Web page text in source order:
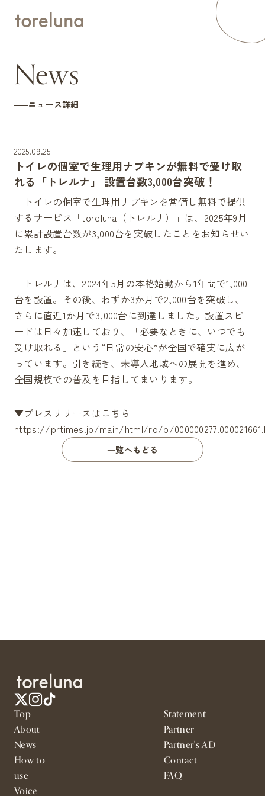
100
About
News最新ニュース
How to use
Spot設置スポット
Project 1minute,1napkin
Contentsオリジナルコンテンツを配信中
Statement トレルナの想い
Partner
Contact お問い合わせ
FAQよくあるご質問
torelunaをより広げていくためにパートナーを募集しています
設置をご検討の方
広告出稿をご検討の方
News
ニュース詳細
2025.09.25
トイレの個室で生理用ナプキンが無料で受け取
れる「トレルナ」 設置台数3,000台突破！
トイレの個室で生理用ナプキンを常備し無料で提供
するサービス「toreluna（トレルナ）」は、2025年9月
に累計設置台数が3,000台を突破したことをお知らせい
たします。
トレルナは、2024年5月の本格始動から1年間で1,000
台を設置。その後、わずか3か月で2,000台を突破し、
さらに直近1か月で3,000台に到達しました。設置スピ
ードは日々加速しており、「必要なときに、いつでも
受け取れる」という“日常の安心”が全国で確実に広が
っています。引き続き、未導入地域への展開を進め、
全国規模での普及を目指してまいります。
▼プレスリリースはこちら
https://prtimes.jp/main/html/rd/p/
一覧へもどる
Top
About
News
How to
use
Voice
Statement
Partner
Partner's AD
Contact
FAQ